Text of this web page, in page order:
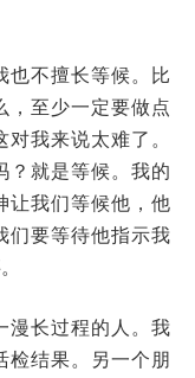
也不擅长等候。比
，至少一定要做点
我来说太难了。
？就是等候。我的
让我们等候他，他
要等待他指示我
漫长过程的人。我
检结果。另一个朋